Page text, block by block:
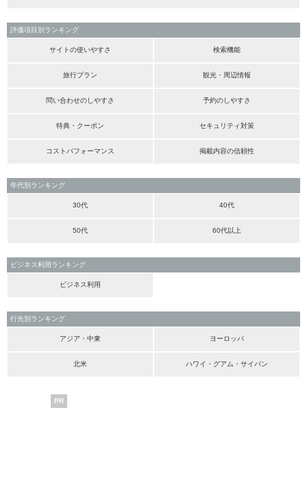
評価項目別ランキング
サイトの使いやすさ 検索機能
旅行プラン 観光・周辺情報
問い合わせのしやすさ 予約のしやすさ
特典・クーポン セキュリティ対策
コストパフォーマンス 掲載内容の信頼性
年代別ランキング
30代 40代
50代 60代以上
ビジネス利用ランキング
ビジネス利用
行先別ランキング
アジア・中東 ヨーロッパ
北米 ハワイ・グアム・サイパン
PR